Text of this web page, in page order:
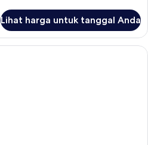
Lihat harga untuk tanggal Anda
Minibar, brankas, ruang kerja ramah